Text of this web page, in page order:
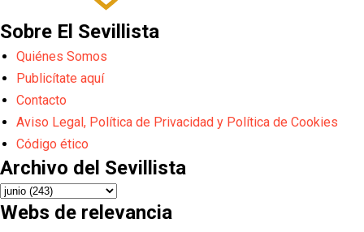
Sobre El Sevillista
Quiénes Somos
Publicítate aquí
Contacto
Aviso Legal, Política de Privacidad y Política de Cookies
Código ético
Archivo del Sevillista
Webs de relevancia